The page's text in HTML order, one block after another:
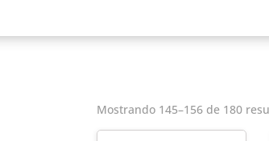
Mostrando 145–156 de 180